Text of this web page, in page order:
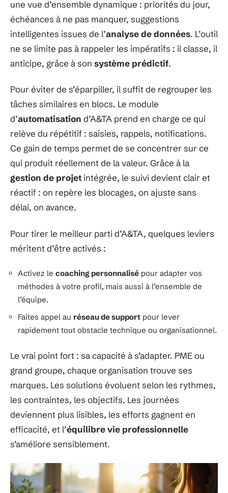
une vue d’ensemble dynamique : priorités du jour,
échéances à ne pas manquer, suggestions
intelligentes issues de l’analyse de données. L’outil
ne se limite pas à rappeler les impératifs : il classe, il
anticipe, grâce à son système prédictif.
Pour éviter de s’éparpiller, il suffit de regrouper les
tâches similaires en blocs. Le module
d’automatisation d’A&TA prend en charge ce qui
relève du répétitif : saisies, rappels, notifications.
Ce gain de temps permet de se concentrer sur ce
qui produit réellement de la valeur. Grâce à la
gestion de projet intégrée, le suivi devient clair et
réactif : on repère les blocages, on ajuste sans
délai, on avance.
Pour tirer le meilleur parti d’A&TA, quelques leviers
méritent d’être activés :
Activez le coaching personnalisé pour adapter vos
méthodes à votre profil, mais aussi à l’ensemble de
l’équipe.
Faites appel au réseau de support pour lever
rapidement tout obstacle technique ou organisationnel.
Le vrai point fort : sa capacité à s’adapter. PME ou
grand groupe, chaque organisation trouve ses
marques. Les solutions évoluent selon les rythmes,
les contraintes, les objectifs. Les journées
deviennent plus lisibles, les efforts gagnent en
efficacité, et l’équilibre vie professionnelle
s’améliore sensiblement.